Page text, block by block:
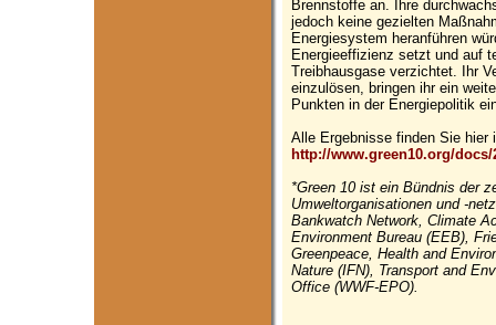
Brennstoffe an. Ihre
jedoch keine gezielten
Energiesystem heranführen
Energieeffizienz setzt und auf
Treibhausgase verzichtet. Ihr
einzulösen, bringen ihr ein
Punkten in der Energiepolitik
Alle Ergebnisse finden Sie hier
http://www.green10.org/
*Green 10 ist ein Bündnis der
Umweltorganisationen und -
Bankwatch Network, Climate
Environment Bureau (EEB),
Greenpeace, Health and
Nature (IFN), Transport and
Office (WWF-EPO).